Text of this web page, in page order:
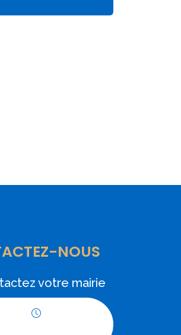
NOUS
votre mairie